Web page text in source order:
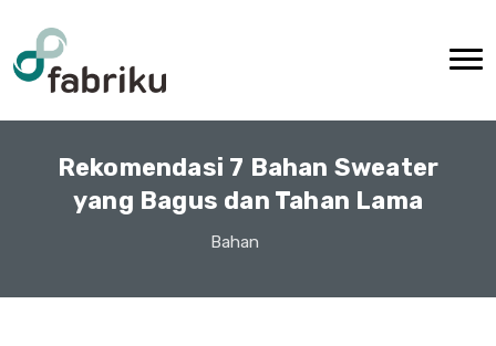
Rekomendasi 7 Bahan Sweater
yang Bagus dan Tahan Lama
Bahan